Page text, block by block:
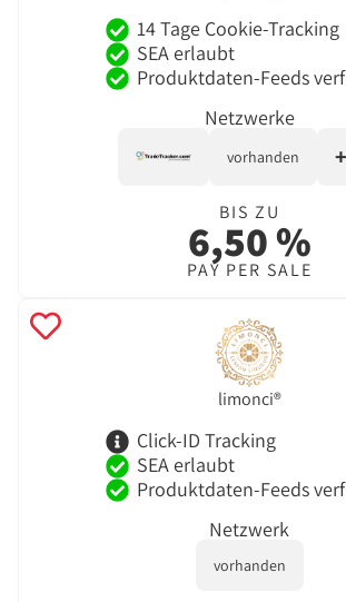
14 Tage Cookie-Tracking
SEA erlaubt
Produktdaten-Feeds
Netzwerke
vorhanden
BIS ZU
6,50 %
PAY PER SALE
limonci®
Click-ID Tracking
SEA erlaubt
Produktdaten-Feeds
Netzwerk
vorhanden